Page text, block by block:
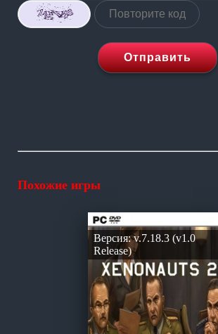
Отправить
Похожие игры
Версия: v.7.18.3 (v1.0
Release)